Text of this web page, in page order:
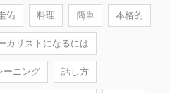
佑 料理 簡単 本格的
カリストになるには
ーニング 話し方